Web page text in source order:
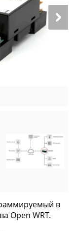
в
Open WRT.